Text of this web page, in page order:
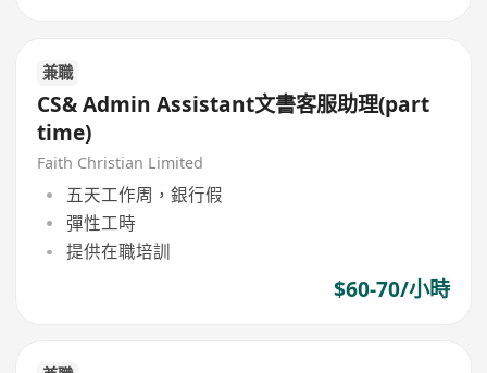
兼職
CS& Admin Assistant文書客服助理(part
time)
Faith Christian Limited
五天工作周，銀行假
彈性工時
提供在職培訓
$60-70/小時